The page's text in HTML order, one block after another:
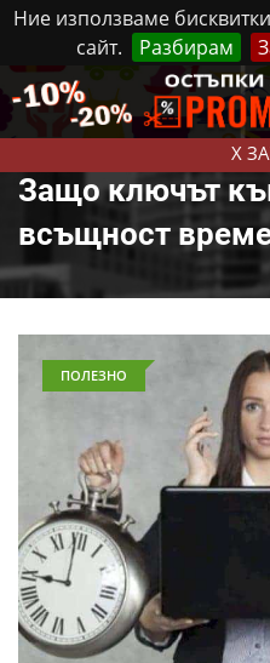
Ние използваме
сайт.
Разбирам
X
Петък, 7 Август,
Защо ключът
всъщност
ПОЛЕЗНО